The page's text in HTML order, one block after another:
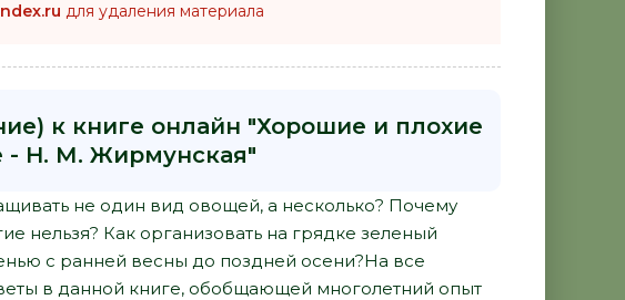
для удаления материала
к книге онлайн "Хорошие и плохие
- Н. М. Жирмунская"
не один вид овощей, а несколько? Почему
нельзя? Как организовать на грядке зеленый
с ранней весны до поздней осени?На все
в данной книге, обобщающей многолетний опыт